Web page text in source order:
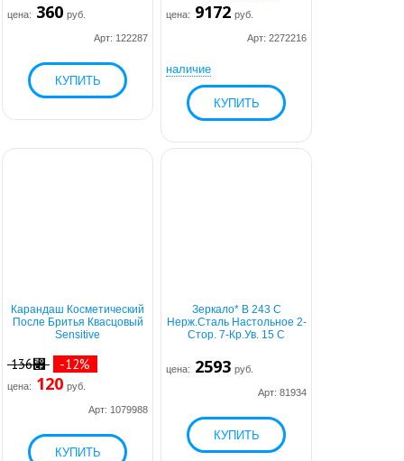
цена: 360 руб.
Арт: 122287
цена: 9172 руб.
Арт: 2272216
наличие
Карандаш Косметический
После Бритья Квасцовый
Sensitive
136⃏ -12%
цена: 120 руб.
Арт: 1079988
Зеркало* B 243 C
Нерж.Сталь Настольное 2-
Стор. 7-Кр.Ув. 15 С
цена: 2593 руб.
Арт: 81934